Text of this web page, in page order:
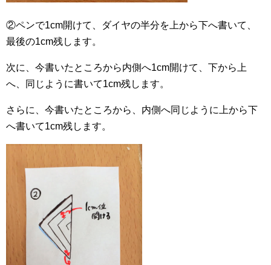
②ペンで1cm開けて、ダイヤの半分を上から下へ書いて、
最後の1cm残します。
次に、今書いたところから内側へ1cm開けて、下から上
へ、同じように書いて1cm残します。
さらに、今書いたところから、内側へ同じように上から下
へ書いて1cm残します。